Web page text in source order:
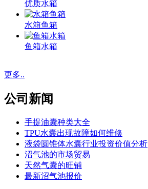
优质水箱
水箱鱼箱
鱼箱水箱
更多..
公司新闻
手提油囊种类大全
TPU水囊出现故障如何维修
液袋圆锥体水囊行业投资价值分析
沼气池的市场贸易
天然气囊的旺铺
最新沼气池报价